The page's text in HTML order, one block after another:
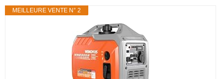
MEILLEURE VENTE N° 2